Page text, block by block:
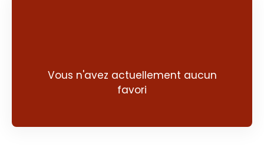
Vous n'avez actuellement aucun
favori